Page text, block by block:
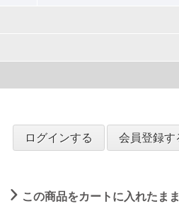
ログインする 会員登録す
この商品をカートに入れたま